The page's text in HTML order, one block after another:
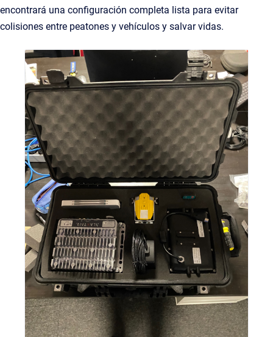
encontrará una configuración completa lista para evitar
colisiones entre peatones y vehículos y salvar vidas.